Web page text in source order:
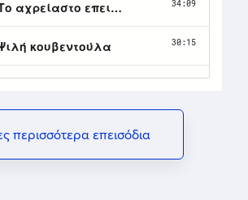
περισσότερα επεισόδια